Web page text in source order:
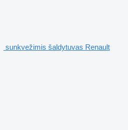
sunkvežimis šaldytuvas Renault